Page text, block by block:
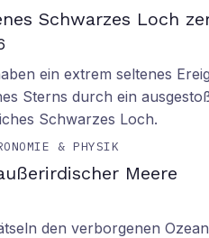
Schwarzes Loch
ein extrem seltenes
Sterns durch ein
Schwarzes Loch.
& PHYSIK
Meere
den verborgenen